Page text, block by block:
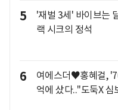
5
'재벌 3세' 바이브는
랙 시크의 정석
6
여에스더♥홍혜걸,
억에 샀다.."도둑X 심